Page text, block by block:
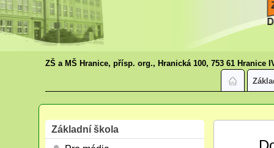
ZŠ a MŠ Hranice, přísp. org., Hranická 100, 753 61 Hranice
Základní škola